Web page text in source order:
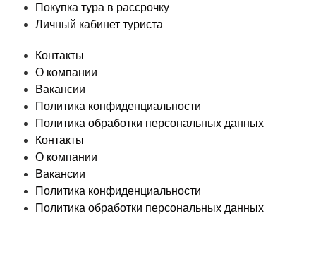
Покупка тура в рассрочку
Личный кабинет туриста
Контакты
О компании
Вакансии
Политика конфиденциальности
Политика обработки персональных данных
Контакты
О компании
Вакансии
Политика конфиденциальности
Политика обработки персональных данных